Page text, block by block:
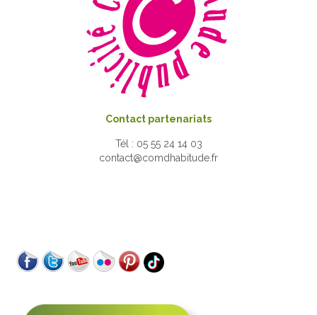
Contact partenariats
Tél : 05 55 24 14 03
contact@comdhabitude.fr